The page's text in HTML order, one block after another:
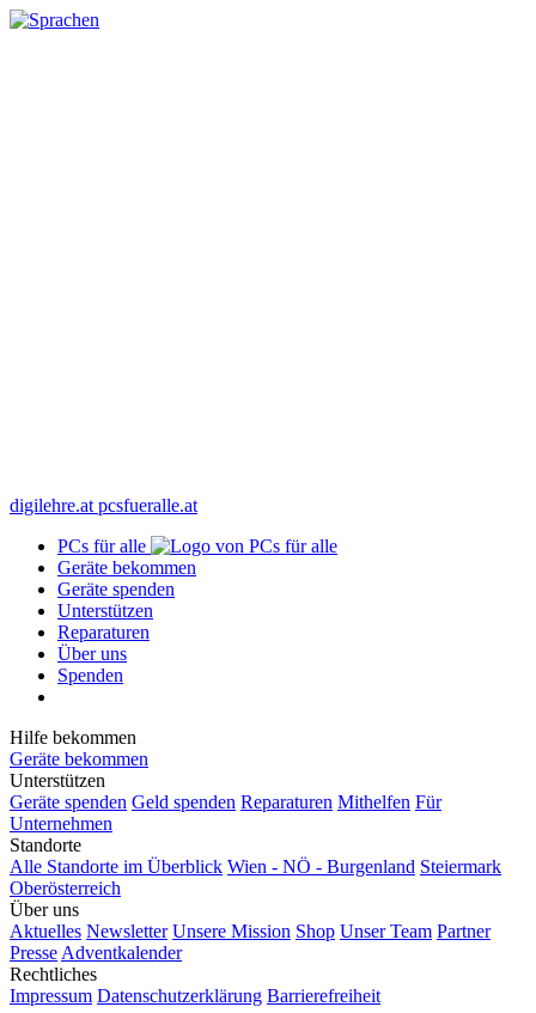
digilehre.at pcsfueralle.at
PCs für alle
Geräte bekommen
Geräte spenden
Unterstützen
Reparaturen
Über uns
Spenden
Hilfe bekommen
Geräte bekommen
Unterstützen
Geräte spenden Geld spenden Reparaturen Mithelfen Für
Unternehmen
Standorte
Alle Standorte im Überblick Wien - NÖ - Burgenland Steiermark
Oberösterreich
Über uns
Aktuelles Newsletter Unsere Mission Shop Unser Team Partner
Presse Adventkalender
Rechtliches
Impressum Datenschutzerklärung Barrierefreiheit